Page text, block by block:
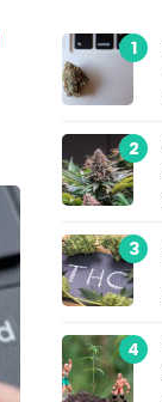
1
2
3
4